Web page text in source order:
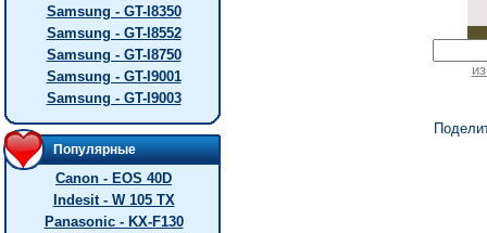
Samsung - GT-I8350
Samsung - GT-I8552
Samsung - GT-I8750
Samsung - GT-I9001
Samsung - GT-I9003
Популярные
Canon - EOS 40D
Indesit - W 105 TX
Panasonic - KX-F130